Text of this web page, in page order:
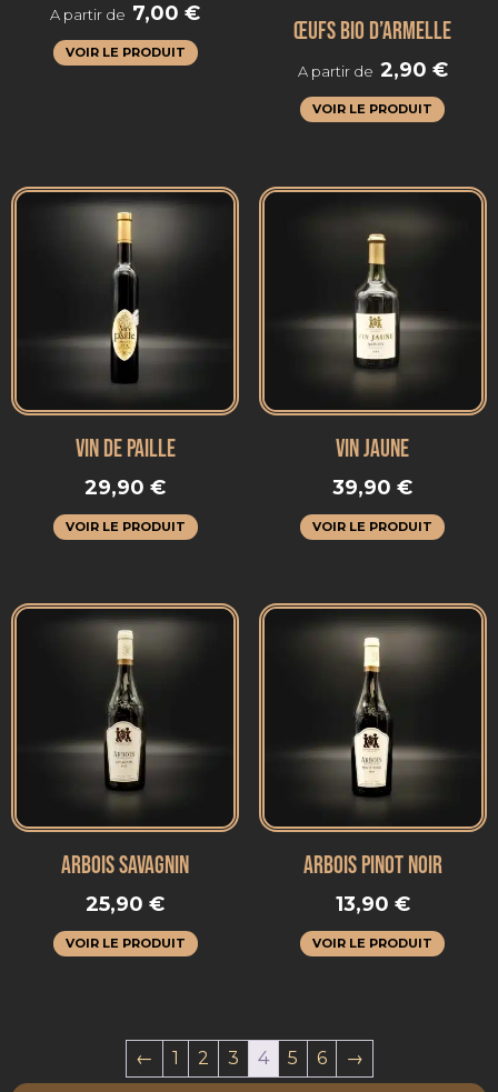
A partir de 7,00€
VOIR LE PRODUIT
ŒUFS BIO D’ARMELLE
A partir de 2,90 €
VOIR LE PRODUIT
VIN DE PAILLE
29,90€
VOIR LE PRODUIT
VIN JAUNE
39,90€
VOIR LE PRODUIT
ARBOIS SAVAGNIN
25,90€
VOIR LE PRODUIT
ARBOIS PINOT NOIR
13,90 €
VOIR LE PRODUIT
← 1 2 3 4 5 6 →